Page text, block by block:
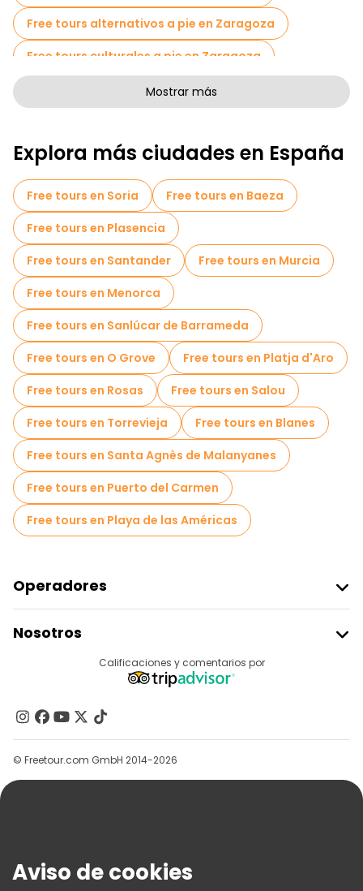
Free tours alternativos a pie en Zaragoza
Free tours culturales a pie en Zaragoza
Free tours de arte a pie en Zaragoza
Tours autoguiados en Zaragoza
Juegos de escape en Zaragoza
Tours fotográficos en Zaragoza
Free Tour Leyendas y Misterios de Zaragoza
Free tour por el casco antiguo en Zaragoza
Tours mercados en Zaragoza
Tours gastronómicos en Zaragoza
Free tours cerca Mercado Central de Zaragoza
Free tours cerca Catedral del Salvador de Zaragoza
Free tours cerca Sala de Exposiciones La Lonja
Mostrar más
Explora más ciudades en España
Free tours en Soria
Free tours en Baeza
Free tours en Plasencia
Free tours en Santander
Free tours en Murcia
Free tours en Menorca
Free tours en Sanlúcar de Barrameda
Free tours en O Grove
Free tours en Platja d'Aro
Free tours en Rosas
Free tours en Salou
Free tours en Torrevieja
Free tours en Blanes
Free tours en Santa Agnès de Malanyanes
Free tours en Puerto del Carmen
Free tours en Playa de las Américas
Operadores
Acceder Como Proveedor
Programa De Afiliados
Nosotros
Contacto
Grupos
Ayuda
Términos E Información Legal
Calificaciones y comentarios por
© Freetour.com GmbH 2014-2026
Aviso de cookies